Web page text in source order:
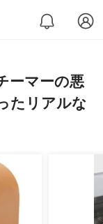
ーマーの悪
たリアルな